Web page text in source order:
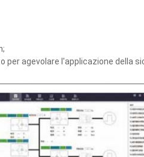
agevolare l'applicazione della